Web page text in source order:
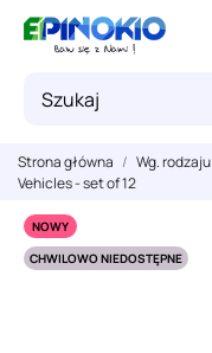
Strona główna Wg. rodzaju
Vehicles - set of 12
NOWY
CHWILOWO NIEDOSTĘPNE